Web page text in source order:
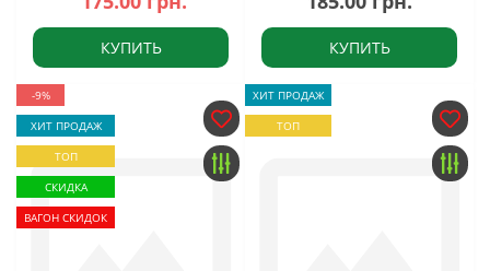
КУПИТЬ КУПИТЬ
-9%
ХИТ ПРОДАЖ
ТОП
СКИДКА
ВАГОН СКИДОК
ХИТ ПРОДАЖ
ТОП